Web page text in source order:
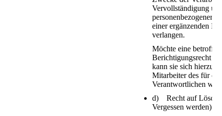
Vervollständigung
personenbezogener
einer ergänzenden
verlangen.
Möchte eine
Berichtigungsrecht in
kann sie sich hierzu
Mitarbeiter des für
Verantwortlichen
d) Recht auf
Vergessen werden)